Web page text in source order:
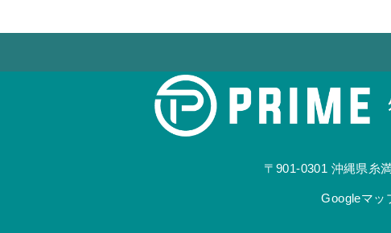
〒901-0301 沖縄県糸
Googleマッ